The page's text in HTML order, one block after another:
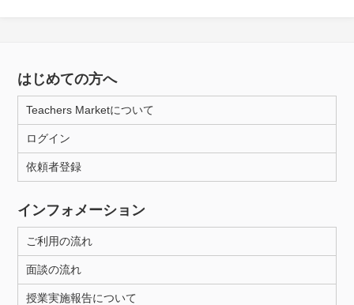
はじめての方へ
Teachers Marketについて
ログイン
依頼者登録
インフォメーション
ご利用の流れ
面談の流れ
授業実施報告について